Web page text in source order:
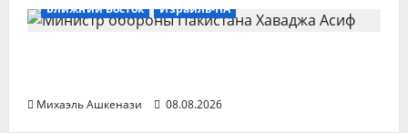
Ближний Восток
Израиль-ПА
Михаэль Ашкенази 08.08.2026